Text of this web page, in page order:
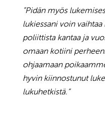
”Pidän myös
lukiessani voin
poliittista kantaa ja
omaan kotiini
ohjaamaan
hyvin kiinnostunut
lukuhetkistä.”